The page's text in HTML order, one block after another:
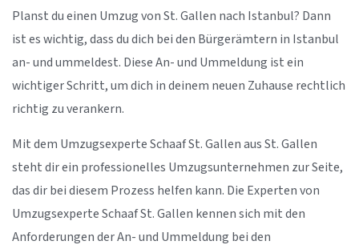
Planst du einen Umzug von St. Gallen nach Istanbul? Dann
ist es wichtig, dass du dich bei den Bürgerämtern in Istanbul
an- und ummeldest. Diese An- und Ummeldung ist ein
wichtiger Schritt, um dich in deinem neuen Zuhause rechtlich
richtig zu verankern.
Mit dem Umzugsexperte Schaaf St. Gallen aus St. Gallen
steht dir ein professionelles Umzugsunternehmen zur Seite,
das dir bei diesem Prozess helfen kann. Die Experten von
Umzugsexperte Schaaf St. Gallen kennen sich mit den
Anforderungen der An- und Ummeldung bei den